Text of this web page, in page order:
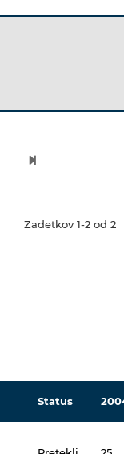
Zadetkov 1-2 od 2
Status 2004